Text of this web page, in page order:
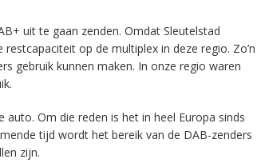
uit te gaan zenden. Omdat Sleutelstad
op de multiplex in deze regio. Zo’n
gebruik kunnen maken. In onze regio waren
Om die reden is het in heel Europa sinds
tijd wordt het bereik van de DAB-zenders
zijn.